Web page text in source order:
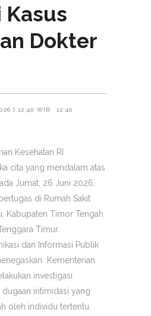
Dokter
| 12:40 WIB 12:40
Kesehatan RI
cita yang mendalam atas
Jumat, 26 Juni 2026.
di Rumah Sakit
Kabupaten Timor Tengah
Timur.
dan Informasi Publik
Kementerian
investigasi
intimidasi yang
oleh individu tertentu.